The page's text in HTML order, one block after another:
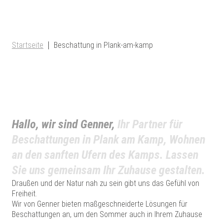
Startseite Beschattung in Plank-am-kamp
Hallo, wir sind Genner, Ihr Partner für
Beschattungen in Plank am Kamp, Wohnen
an den sanften Ufern des Kamps. Lassen
Sie uns gemeinsam Ihr Zuhause gestalten.
Draußen und der Natur nah zu sein gibt uns das Gefühl von
Freiheit.
Wir von Genner bieten maßgeschneiderte Lösungen für
Beschattungen an, um den Sommer auch in Ihrem Zuhause